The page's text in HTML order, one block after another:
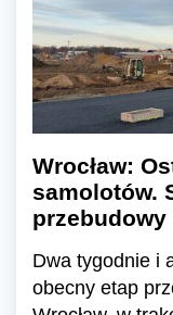
Wrocław:
samolotów.
przebudowy
Dwa tygodnie i
obecny etap